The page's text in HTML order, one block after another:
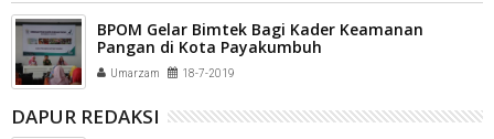
BPOM Gelar Bimtek Bagi Kader Keamanan
Pangan di Kota Payakumbuh
Umarzam 18-7-2019
DAPUR REDAKSI